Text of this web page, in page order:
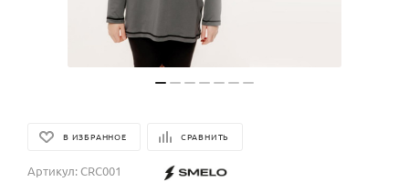
В ИЗБРАННОЕ СРАВНИТЬ
Артикул:CRC001